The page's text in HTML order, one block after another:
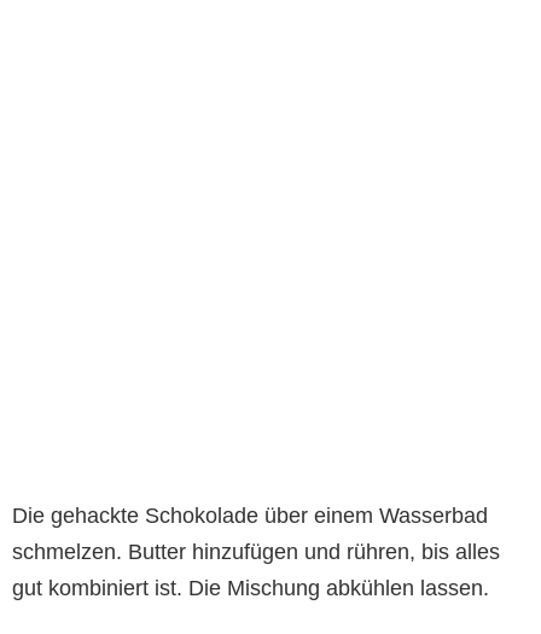
Die gehackte Schokolade über einem Wasserbad
schmelzen. Butter hinzufügen und rühren, bis alles
gut kombiniert ist. Die Mischung abkühlen lassen.